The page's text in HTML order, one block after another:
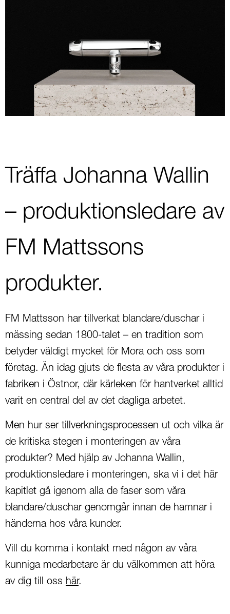
Träffa Johanna Wallin
– produktionsledare av
FM Mattssons
produkter.
FM Mattsson har tillverkat blandare/duschar i
mässing sedan 1800-talet – en tradition som
betyder väldigt mycket för Mora och oss som
företag. Än idag gjuts de flesta av våra produkter i
fabriken i Östnor, där kärleken för hantverket alltid
varit en central del av det dagliga arbetet.
Men hur ser tillverkningsprocessen ut och vilka är
de kritiska stegen i monteringen av våra
produkter? Med hjälp av Johanna Wallin,
produktionsledare i monteringen, ska vi i det här
kapitlet gå igenom alla de faser som våra
blandare/duschar genomgår innan de hamnar i
händerna hos våra kunder.
Vill du komma i kontakt med någon av våra
kunniga medarbetare är du välkommen att höra
av dig till oss här.